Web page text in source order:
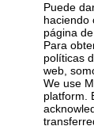
Puede
haciendo
página
Para
políticas
web,
We use
platform.